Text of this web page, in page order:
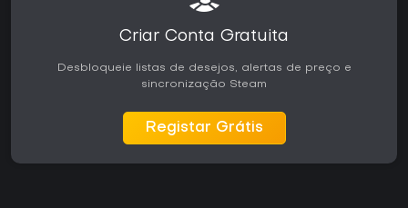
Criar Conta Gratuita
Desbloqueie listas de desejos, alertas de preço e
sincronização Steam
Registar Grátis